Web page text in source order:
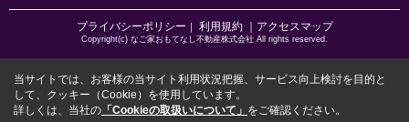
プライバシーポリシー 利用規約 ｜アクセスマップ
Copyright(c) なご家おもてなし不動産株式会社 All rights reserved.
当サイトでは、お客様の当サイト利用状況把握、サービス向上検討を目的と
して、クッキー（Cookie）を使用しています。
詳しくは、当社の 「Cookieの取扱いについて」 をご確認ください。